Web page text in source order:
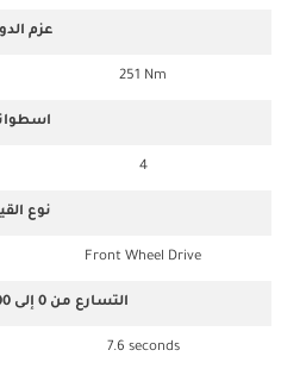
عزم
251 Nm
4
نوع
Front Wheel Drive
التسارع من 0 إلى 100 كلم بالساعة
7.6 seconds